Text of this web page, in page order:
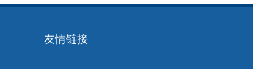
友情链接